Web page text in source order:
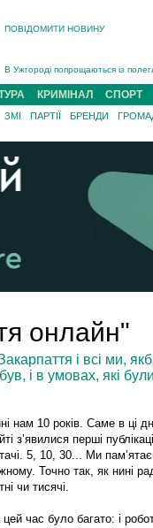
ПОВІДОМИТИ НОВИНУ
В Ужгороді попрощаються із
В Ужгороді 5 серпня
Підтвердили загибель
На війні з рф поліг військовий з
На Хустщині внаслідок ДТП за
Інструктора районного ТЦК на
КРИМІНАЛ СПОРТ
ЗМІ ПАРТІЇ БРЕНДИ
онлайн"
і всі ми,
і в умовах, які
нам 10 років. Саме в ці
з’явилися перші
5, 10, 30... Ми
Точно так, як нині
чи тисячі.
час було багато: і